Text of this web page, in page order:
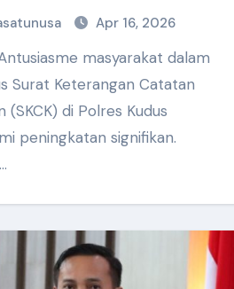
Apr 16, 2026
Surat Keterangan Catatan
(SKCK) di Polres Kudus
peningkatan signifikan.